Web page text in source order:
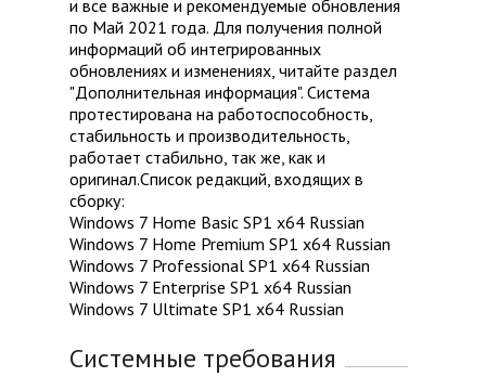
и все важные и рекомендуемые обновления
по Май 2021 года. Для получения полной
информаций об интегрированных
обновлениях и изменениях, читайте раздел
"Дополнительная информация". Система
протестирована на работоспособность,
стабильность и производительность,
работает стабильно, так же, как и
оригинал.Список редакций, входящих в
сборку:
Windows 7 Home Basic SP1 x64 Russian
Windows 7 Home Premium SP1 x64 Russian
Windows 7 Professional SP1 x64 Russian
Windows 7 Enterprise SP1 x64 Russian
Windows 7 Ultimate SP1 x64 Russian
Системные требования